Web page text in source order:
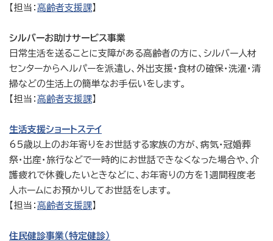
【担当： 高齢者支援課】
シルバーお助けサービス事業
日常生活を送ることに支障がある高齢者の方に、シルバー人材
センターからヘルパーを派遣し、外出支援・食材の確保・洗濯・清
掃などの生活上の簡単なお手伝いをします。
【担当： 高齢者支援課】
生活支援ショートステイ
65歳以上のお年寄りをお世話する家族の方が、病気・冠婚葬
祭・出産・旅行などで一時的にお世話できなくなった場合や、介
護疲れで休養したいときなどに、お年寄りの方を1週間程度老
人ホームにお預かりしてお世話をします。
【担当： 高齢者支援課】
住民健診事業（特定健診）